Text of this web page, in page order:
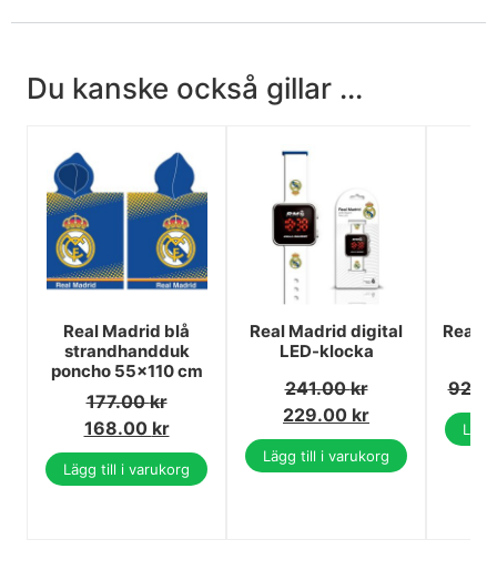
Du kanske också gillar ...
Real Madrid blå
strandhandduk
poncho 55x110 cm
177.00kr
168.00 kr
Lägg till i varukorg
Real Madrid digital
LED-klocka
241.00kr
229.00 kr
Lägg till i varukorg
Real